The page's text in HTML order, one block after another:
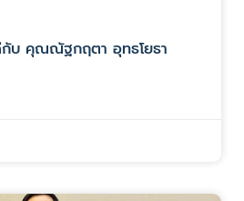
บ คุณณัฐกฤตา อุทธโยธา